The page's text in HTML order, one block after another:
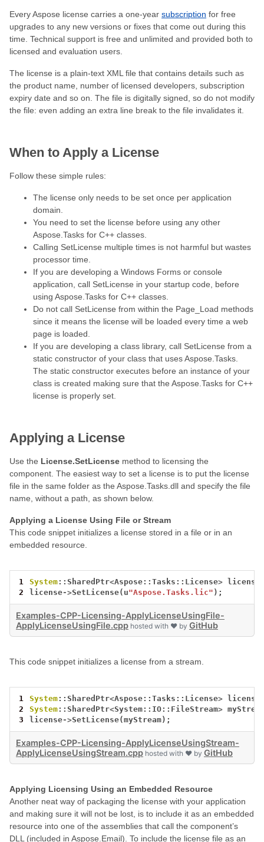
Every Aspose license carries a one-year subscription for free
upgrades to any new versions or fixes that come out during this
time. Technical support is free and unlimited and provided both to
licensed and evaluation users.
The license is a plain-text XML file that contains details such as
the product name, number of licensed developers, subscription
expiry date and so on. The file is digitally signed, so do not modify
the file: even adding an extra line break to the file invalidates it.
When to Apply a License
Follow these simple rules:
The license only needs to be set once per application
domain.
You need to set the license before using any other
Aspose.Tasks for C++ classes.
Calling SetLicense multiple times is not harmful but wastes
processor time.
If you are developing a Windows Forms or console
application, call SetLicense in your startup code, before
using Aspose.Tasks for C++ classes.
Do not call SetLicense from within the Page_Load methods
since it means the license will be loaded every time a web
page is loaded.
If you are developing a class library, call SetLicense from a
static constructor of your class that uses Aspose.Tasks.
The static constructor executes before an instance of your
class is created making sure that the Aspose.Tasks for C++
license is properly set.
Applying a License
Use the License.SetLicense method to licensing the
component. The easiest way to set a license is to put the license
file in the same folder as the Aspose.Tasks.dll and specify the file
name, without a path, as shown below.
Applying a License Using File or Stream
This code snippet initializes a license stored in a file or in an
embedded resource.
1 System::SharedPtr<Aspose::Tasks::License>
license
2
license->SetLicense(u"Aspose.Tasks.lic" );
Examples-CPP-Licensing-ApplyLicenseUsingFile-
ApplyLicenseUsingFile.cpp hosted with ❤ by GitHub
This code snippet initializes a license from a stream.
1 System::SharedPtr<Aspose::Tasks::License>
license
2
System::SharedPtr<System::IO::FileStream>
3
license->SetLicense(myStream);
Examples-CPP-Licensing-ApplyLicenseUsingStream-
ApplyLicenseUsingStream.cpp hosted with ❤ by GitHub
Applying Licensing Using an Embedded Resource
Another neat way of packaging the license with your application
and making sure it will not be lost, is to include it as an embedded
resource into one of the assemblies that call the component’s
DLL (included in Aspose.Email). To include the license file as an